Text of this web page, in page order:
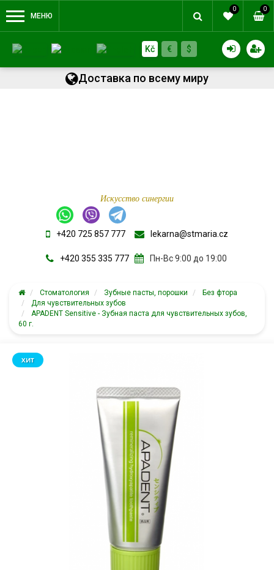
МЕНЮ
0 0
Kč € $
Доставка по всему миру
Искусство синергии
+420 725 857 777
+420 355 335 777
lekarna@stmaria.cz
Пн-Вс 9:00 до 19:00
Стоматология Зубные пасты, порошки
Без фтора
Для чувствительных зубов
APADENT Sensitive - Зубная паста для чувствительных зубов,
60 г.
ХИТ